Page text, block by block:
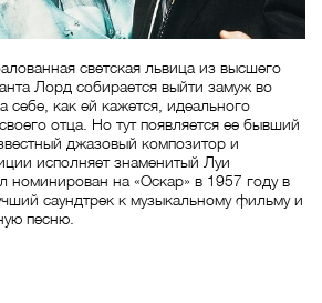
светская львица из высшего
Лорд собирается выйти замуж во
как ей кажется, идеального
отца. Но тут появляется ее бывший
джазовый композитор и
исполняет знаменитый Луи
на «Оскар» в 1957 году в
саундтрек к музыкальному фильму и
песню.